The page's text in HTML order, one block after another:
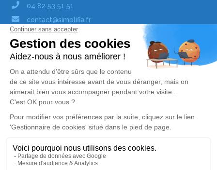
04 82 53 51 51
contact@simplifia.fr
Réseaux sociaux
Liens utiles
Publier un avis de décès
Signaler un abus/une erreur
Consultez nos offres d'emploi
Politique de traitement des données